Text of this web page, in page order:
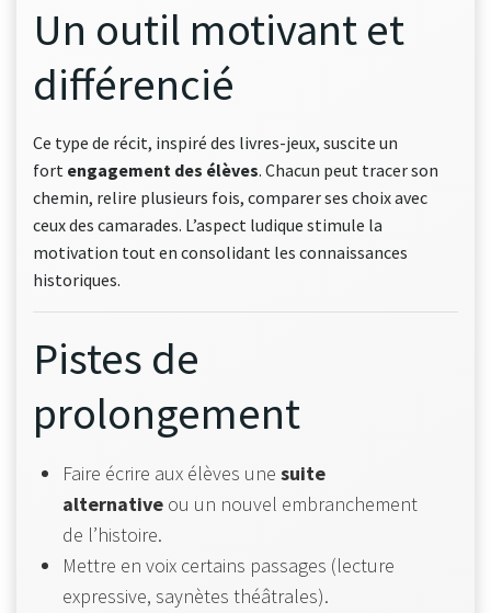
Un outil motivant et
différencié
Ce type de récit, inspiré des livres-jeux, suscite un
fort engagement des élèves. Chacun peut tracer son
chemin, relire plusieurs fois, comparer ses choix avec
ceux des camarades. L’aspect ludique stimule la
motivation tout en consolidant les connaissances
historiques.
Pistes de
prolongement
Faire écrire aux élèves une suite
alternative ou un nouvel embranchement
de l’histoire.
Mettre en voix certains passages (lecture
expressive, saynètes théâtrales).